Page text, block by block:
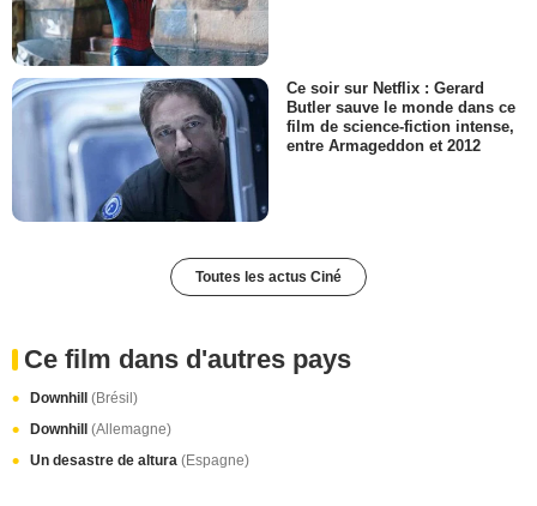
Ce soir sur Netflix : Gerard
Butler sauve le monde dans ce
film de science-fiction intense,
entre Armageddon et 2012
Toutes les actus Ciné
Ce film dans d'autres pays
Downhill (Brésil)
Downhill (Allemagne)
Un desastre de altura (Espagne)